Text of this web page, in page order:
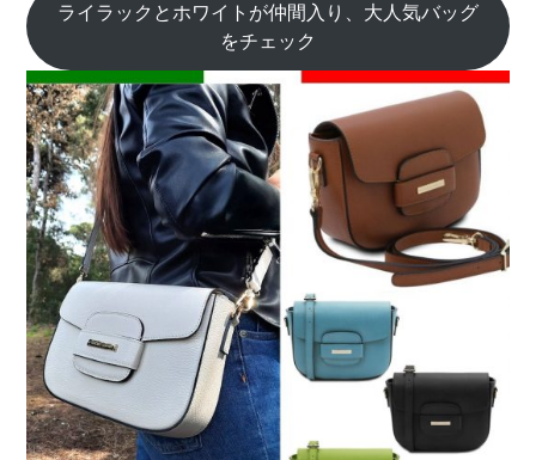
ライラックとホワイトが仲間入り、大人気バッグ
をチェック